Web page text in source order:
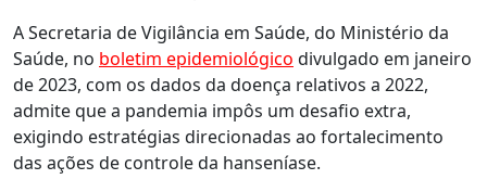
A Secretaria de Vigilância em Saúde, do Ministério da
Saúde, no boletim epidemiológico divulgado em janeiro
de 2023, com os dados da doença relativos a 2022,
admite que a pandemia impôs um desafio extra,
exigindo estratégias direcionadas ao fortalecimento
das ações de controle da hanseníase.